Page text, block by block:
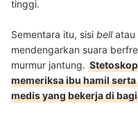
tinggi.
Sementara itu, sisi bellatau
mendengarkan suara
murmur jantung.
memeriksa ibu hamil
medis yang bekerja di